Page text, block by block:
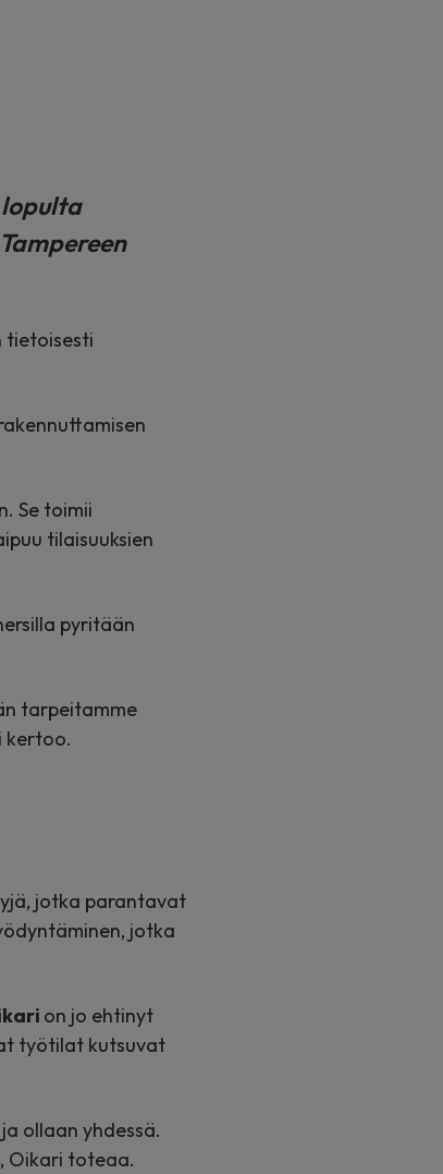
tietoisesti
Se toimii
tilaisuuksien
pyritään
tarpeitamme
kertoo.
jotka parantavat
jotka
on jo ehtinyt
työtilat kutsuvat
ollaan yhdessä.
Oikari toteaa.